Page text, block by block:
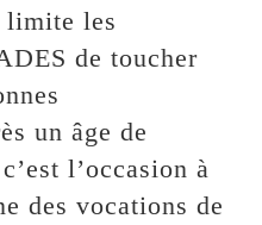
limite les
de toucher
un âge de
l’occasion à
des vocations de